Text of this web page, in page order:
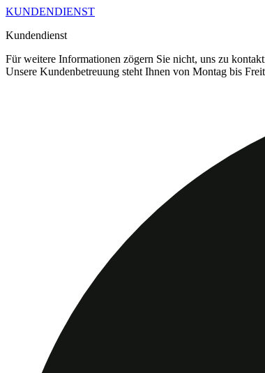
KUNDENDIENST
Kundendienst
Für weitere Informationen zögern Sie nicht, uns zu
Unsere Kundenbetreuung steht Ihnen von Montag bis